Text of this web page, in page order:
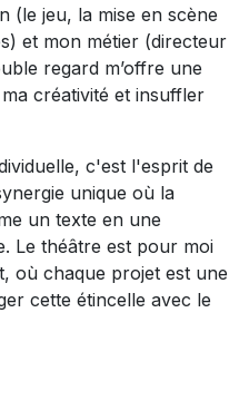
(le jeu, la mise en scène
et mon métier (directeur
regard m’offre une
créativité et insuffler
c'est l'esprit de
unique où la
un texte en une
Le théâtre est pour moi
où chaque projet est une
cette étincelle avec le